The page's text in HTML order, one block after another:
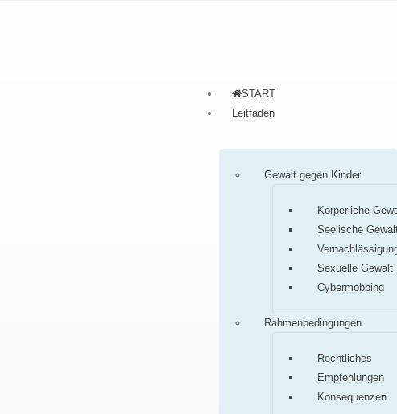
START
Leitfaden
Gewalt gegen Kinder
Körperliche
Seelische
Sexuelle Gewalt
Cybermobbing
Rahmenbedingungen
Rechtliches
Empfehlungen
Konsequenzen